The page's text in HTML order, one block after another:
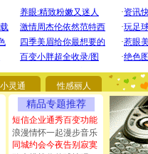
小灵通 性感丽人
精品专题推荐
短信企业通秀百变功能
浪漫情怀一起漫步音乐
同城约会今夜告别寂寞
[圣诞节]
你太多
要平安
[圣诞节]
能正大
都要快乐
[圣诞节]
如意,快
[元旦]看
断电。爱
你是我专
[元旦]如